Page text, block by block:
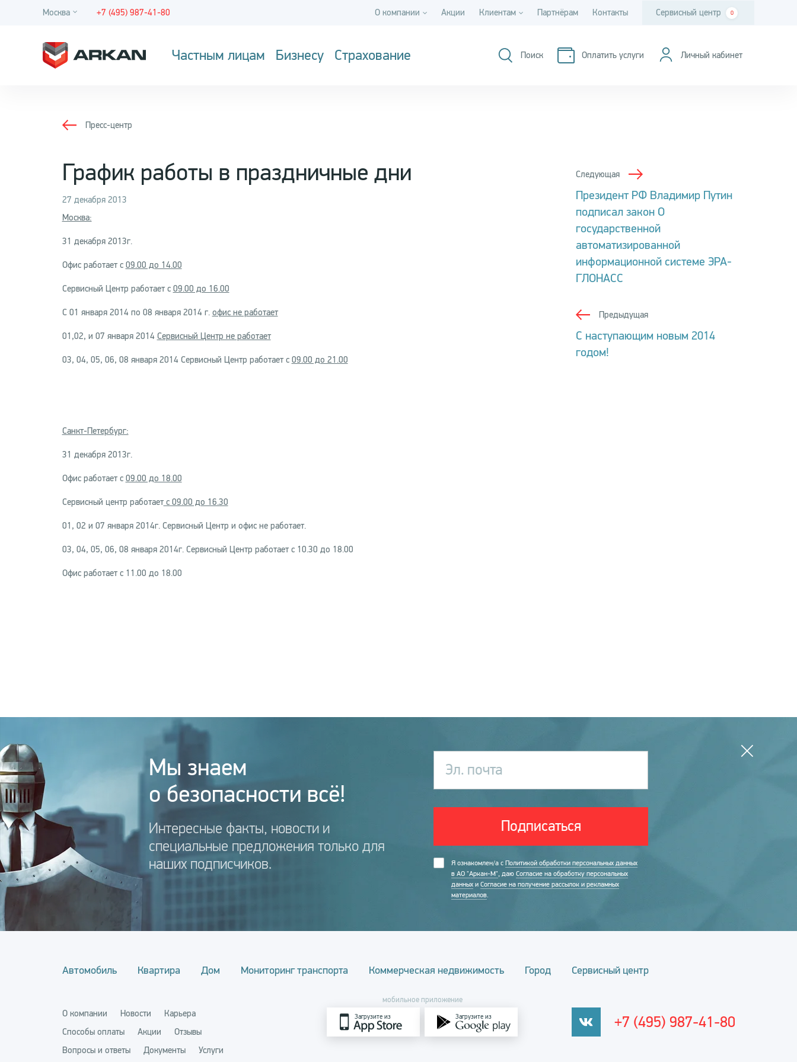
Москва +7 (495) 987-41-80 О компании Акции Клиентам Партнёрам Контакты Сервисный центр 0
Частным лицам Бизнесу Страхование Поиск Оплатить услуги Личный кабинет
Пресс-центр
График работы в праздничные дни
27 декабря 2013
Москва:
31 декабря 2013г.
Офис работает с 09.00 до 14.00
Сервисный Центр работает с 09.00 до 16.00
С 01 января 2014 по 08 января 2014 г. офис не работает
01,02, и 07 января 2014 Сервисный Центр не работает
03, 04, 05, 06, 08 января 2014 Сервисный Центр работает с 09.00 до 21.00
Санкт-Петербург:
31 декабря 2013г.
Офис работает с 09.00 до 18.00
Сервисный центр работаетс 09.00 до 16.30
01, 02 и 07 января 2014г. Сервисный Центр и офис не работает.
03, 04, 05, 06, 08 января 2014г. Сервисный Центр работает с 10.30 до 18.00
Офис работает с 11.00 до 18.00
Следующая
Президент РФ Владимир Путин
подписал закон О
государственной
автоматизированной
информационной системе ЭРА-
ГЛОНАСС
Предыдущая
С наступающим новым 2014
годом!
Мы знаем
о безопасности всё!
Интересные факты, новости и
специальные предложения только для
наших подписчиков.
Эл. почта
Подписаться
Я ознакомлен/а с Политикой обработки персональных данных
в АО "Аркан-М", даю Согласие на обработку персональных
данных и Согласие на получение рассылок и рекламных
материалов.
Автомобиль Квартира Дом Мониторинг транспорта Коммерческая недвижимость Город Сервисный центр
О компании Новости
Карьера
Способы оплаты
Акции
Отзывы
Вопросы и ответы
Документы Услуги
мобильное приложение
Загрузите из Загрузите из +7 (495) 987-41-80